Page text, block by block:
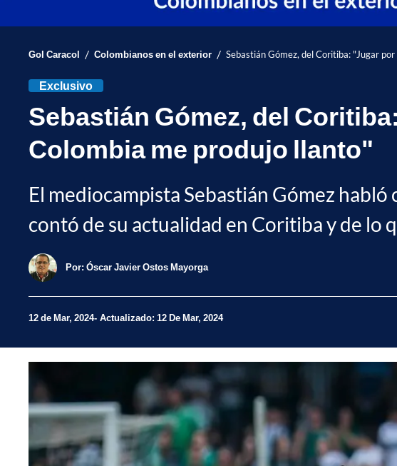
Gol Caracol / Colombianos en el exterior / Sebastián Gómez, del Coritiba: "Jugar
Exclusivo
Sebastián Gómez, del
Colombia me produjo llanto"
El mediocampista Sebastián Gómez habló
contó de su actualidad en Coritiba y de lo
Por: Óscar Javier Ostos Mayorga
12 de Mar, 2024 Actualizado: 12 De Mar, 2024